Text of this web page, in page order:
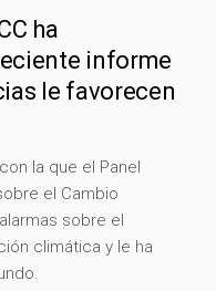
ha
informe
le favorecen
la que el Panel
el Cambio
sobre el
climática y le ha